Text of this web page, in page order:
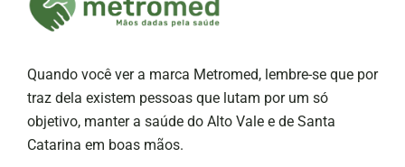
Quando você ver a marca Metromed, lembre-se que por
traz dela existem pessoas que lutam por um só
objetivo, manter a saúde do Alto Vale e de Santa
Catarina em boas mãos.